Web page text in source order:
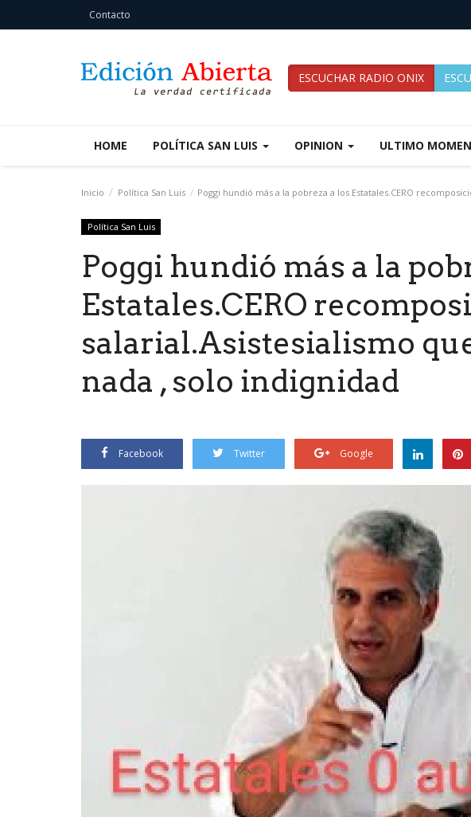
Contacto
ESCUCHAR RADIO ONIX
HOME POLÍTICA SAN LUIS OPINION ULTIMO
Inicio Política San Luis Poggi hundió más a la pobreza a los Estatales.CERO
Política San Luis
Poggi hundió más a la
Estatales.CERO
salarial.Asistesialismo
nada , solo indignidad
Facebook Twitter Google